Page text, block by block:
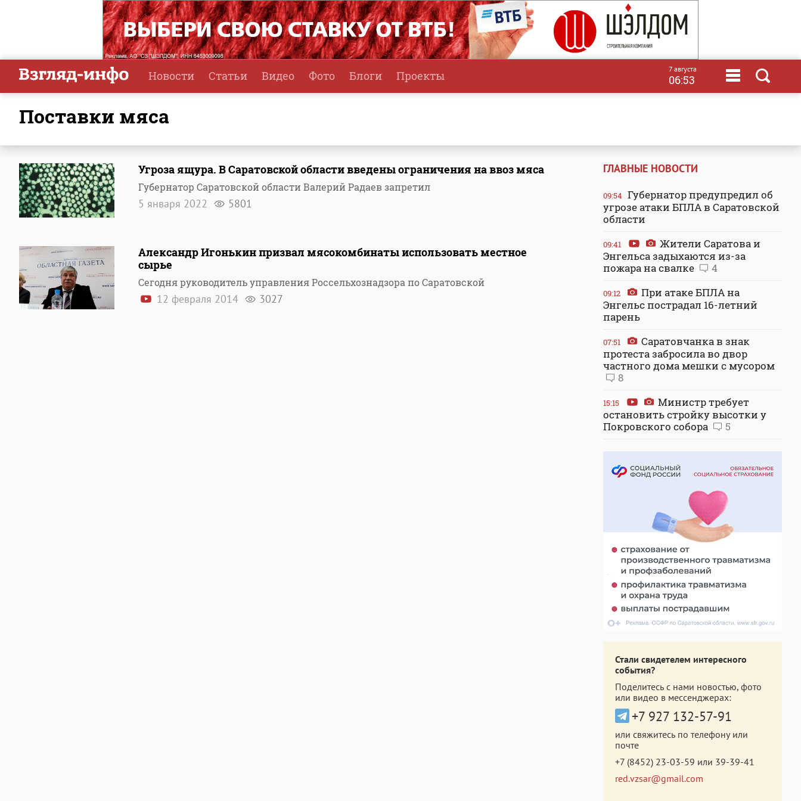
Новости Статьи Видео Фото Блоги Проекты 7 августа
06:53
поставки мяса
Угроза ящура. В Саратовской области введены ограничения на ввоз мяса
Губернатор Саратовской области Валерий Радаев запретил
5 января 2022 5801
Александр Игонькин призвал мясокомбинаты использовать местное
сырье
Сегодня руководитель управления Россельхознадзора по Саратовской
12 февраля 2014 3027
ГЛАВНЫЕ НОВОСТИ
09:54 Губернатор предупредил об
угрозе атаки БПЛА в Саратовской
области
09:41
Жители Саратова и
Энгельса задыхаются из-за
пожара на свалке
4
09:12
При атаке БПЛА на
Энгельс пострадал 16-летний
парень
07:51
Саратовчанка в знак
протеста забросила во двор
частного дома мешки с мусором
8
15:15
Министр требует
остановить стройку высотки у
Покровского собора
5
Стали свидетелем интересного
события?
Поделитесь с нами новостью, фото
или видео в мессенджерах:
+7 927 132-57-91
или свяжитесь по телефону или
почте
+7 (8452) 23-03-59 или 39-39-41
red.vzsar@gmail.com